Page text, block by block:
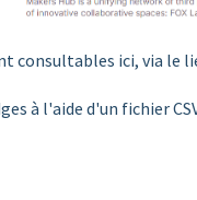
consultables ici, via le
à l'aide d'un fichier